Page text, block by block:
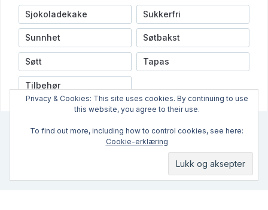
Sjokoladekake Sukkerfri
Sunnhet Søtbakst
Søtt Tapas
Tilbehør
NYHETSBREV
CONTACT US
ABOUT US
Privacy & Cookies: This site uses cookies. By continuing to use
this website, you agree to their use.
To find out more, including how to control cookies, see here:
Cookie-erklæring